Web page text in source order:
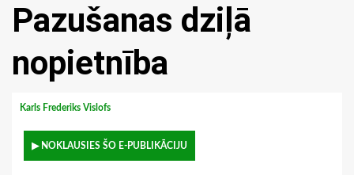
Pazušanas dziļā
nopietnība
Karls Frederiks Vislofs
▶ NOKLAUSIES ŠO E-PUBLIKĀCIJU